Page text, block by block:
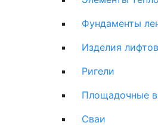
Фундаменты
Изделия
Ригели
Площадочные
Сваи